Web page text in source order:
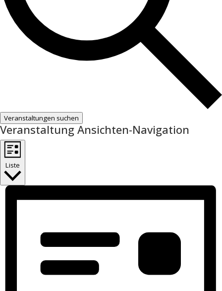
Veranstaltungen suchen
Veranstaltung Ansichten-Navigation
Liste